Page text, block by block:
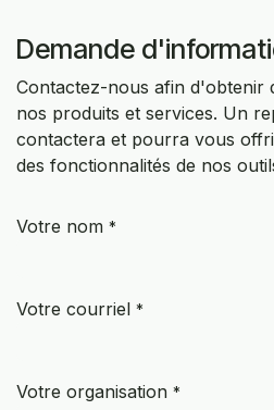
Demande
Contactez-nous afin d'obtenir
nos produits et services. Un
contactera et pourra vous
des fonctionnalités de nos
Votre nom *
Votre courriel *
Votre organisation *